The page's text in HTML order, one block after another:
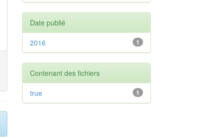
Date publié
1
2016
Contenant des fichiers
1
true